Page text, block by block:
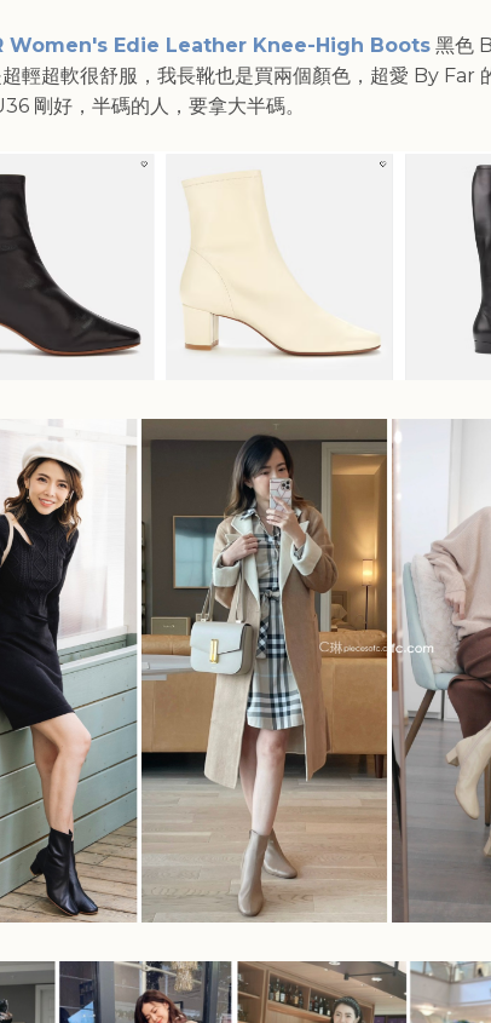
Women's Edie Leather Knee-High Boots 黑色
輕超軟很舒服，我長靴也是買兩個顏色，超愛 By Far
剛好，半碼的人，要拿大半碼。